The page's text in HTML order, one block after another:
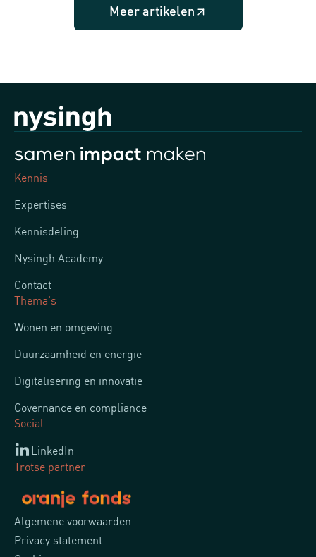
Meer artikelen
Kennis
Expertises
Kennisdeling
Nysingh Academy
Contact
Thema's
Wonen en omgeving
Duurzaamheid en energie
Digitalisering en innovatie
Governance en compliance
Social
LinkedIn
Trotse partner
Algemene voorwaarden
Privacy statement